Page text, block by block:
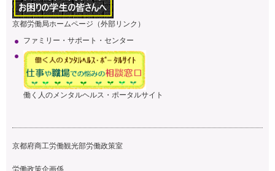
京都労働局ホームページ（外部リンク）
ファミリー・サポート・センター
働く人のメンタルヘルス・ポータルサイト
京都府商工労働観光部労働政策室
労働政策企画係